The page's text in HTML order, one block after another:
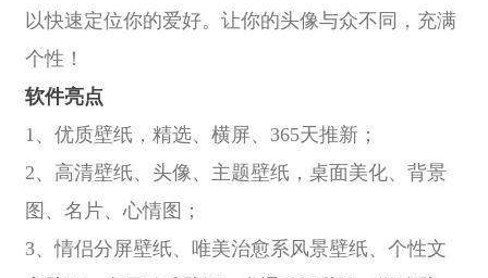
以快速定位你的爱好。让你的头像与众不同，充满
个性！
软件亮点
1、优质壁纸，精选、横屏、365天推新；
2、高清壁纸、头像、主题壁纸，桌面美化、背景
图、名片、心情图；
3、情侣分屏壁纸、唯美治愈系风景壁纸、个性文